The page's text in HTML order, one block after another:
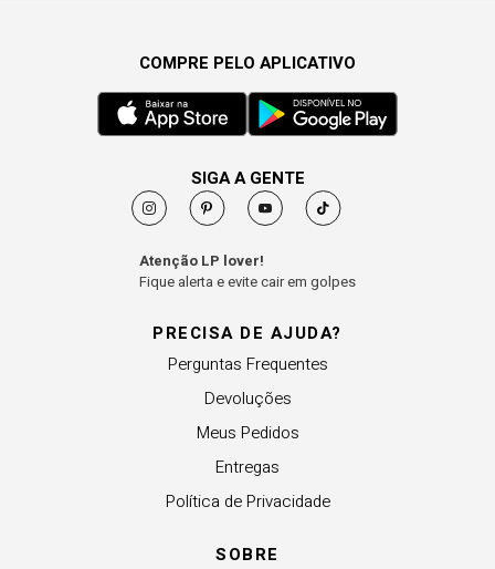
PRECISA DE AJUDA?
Perguntas Frequentes
Devoluções
Meus Pedidos
Entregas
Política de Privacidade
SOBRE
COMPRE PELO APLICATIVO
SIGA A GENTE
Atenção LP lover!
Fique alerta e evite cair em golpes